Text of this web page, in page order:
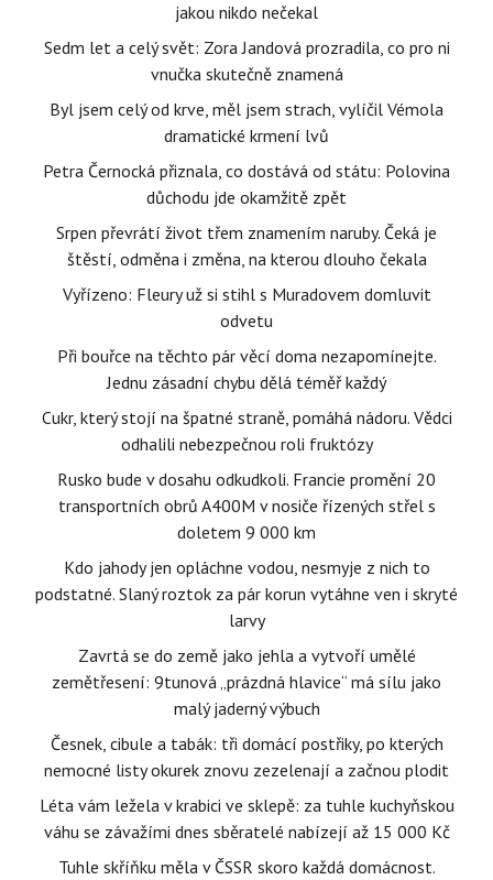
jakou nikdo nečekal
Sedm let a celý svět: Zora Jandová prozradila, co pro ni
vnučka skutečně znamená
Byl jsem celý od krve, měl jsem strach, vylíčil Vémola
dramatické krmení lvů
Petra Černocká přiznala, co dostává od státu: Polovina
důchodu jde okamžitě zpět
Srpen převrátí život třem znamením naruby. Čeká je
štěstí, odměna i změna, na kterou dlouho čekala
Vyřízeno: Fleury už si stihl s Muradovem domluvit
odvetu
Při bouřce na těchto pár věcí doma nezapomínejte.
Jednu zásadní chybu dělá téměř každý
Cukr, který stojí na špatné straně, pomáhá nádoru. Vědci
odhalili nebezpečnou roli fruktózy
Rusko bude v dosahu odkudkoli. Francie promění 20
transportních obrů A400M v nosiče řízených střel s
doletem 9 000 km
Kdo jahody jen opláchne vodou, nesmyje z nich to
podstatné. Slaný roztok za pár korun vytáhne ven i skryté
larvy
Zavrtá se do země jako jehla a vytvoří umělé
zemětřesení: 9tunová „prázdná hlavice“ má sílu jako
malý jaderný výbuch
Česnek, cibule a tabák: tři domácí postřiky, po kterých
nemocné listy okurek znovu zezelenají a začnou plodit
Léta vám ležela v krabici ve sklepě: za tuhle kuchyňskou
váhu se závažími dnes sběratelé nabízejí až 15 000 Kč
Tuhle skříňku měla v ČSSR skoro každá domácnost.